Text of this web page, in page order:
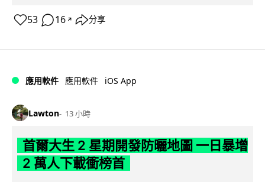
53 16 ↗ 分享
應用軟件 應用軟件 iOS App
Lawton 13 小時
首爾大生 2 星期開發防曬地圖 一日暴增
2 萬人下載衝榜首